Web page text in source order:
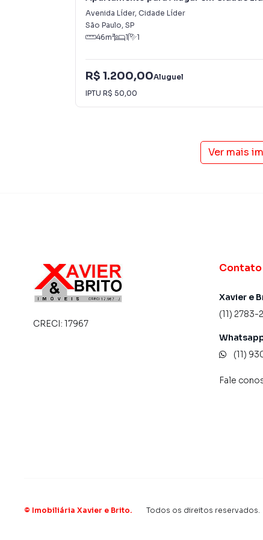
consequência uma maior chance de vender
um time de programadores, corretores
atender proprietários e inquilinos.
Avenida Líder, Cidade Líder
São Paulo, SP
46m² 1 1
R$ 1.200,00Aluguel
IPTU R$ 50,00
Ver mais
CRECI: 17967
Contato
Xavier e
(11)
(11)
Fale
© Imobiliária Xavier e Brito. Todos os direitos reservados.